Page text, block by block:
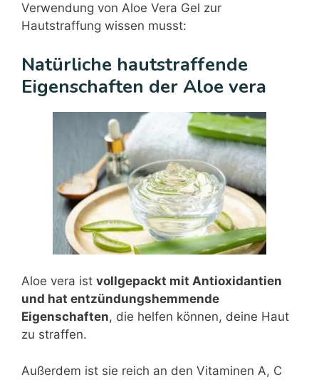
Verwendung von Aloe Vera Gel zur
Hautstraffung wissen musst:
Natürliche hautstraffende
Eigenschaften der Aloe vera
Aloe vera ist vollgepackt mit Antioxidantien
und hat entzündungshemmende
Eigenschaften, die helfen können, deine Haut
zu straffen.
Außerdem ist sie reich an den Vitaminen A, C